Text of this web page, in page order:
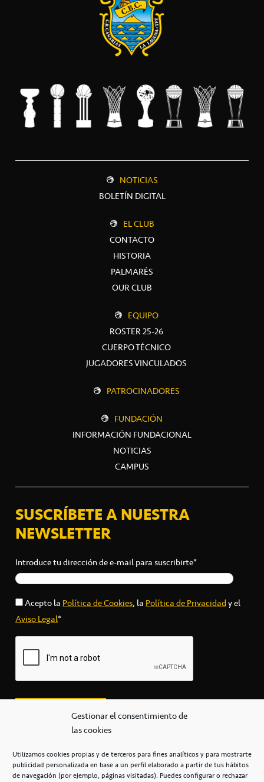
Gestionar el consentimiento de
las cookies
Utilizamos cookies propias y de terceros para fines analíticos y para mostrarte
publicidad personalizada en base a un perfil elaborado a partir de tus hábitos
de navegación (por ejemplo, páginas visitadas). Puedes configurar o rechazar
NOTICIAS
BOLETÍN DIGITAL
EL CLUB
CONTACTO
HISTORIA
PALMARÉS
OUR CLUB
EQUIPO
ROSTER 25-26
CUERPO TÉCNICO
JUGADORES VINCULADOS
PATROCINADORES
FUNDACIÓN
INFORMACIÓN FUNDACIONAL
NOTICIAS
CAMPUS
SUSCRÍBETE A NUESTRA
NEWSLETTER
Introduce tu dirección de e-mail para suscribirte*
Acepto laPolítica de Cookies, laPolítica de Privacidady el
Aviso Legal*
secretaria@cbcanarias.es